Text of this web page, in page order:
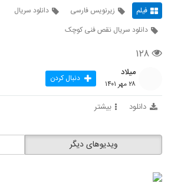
فیلم زیرنویس فارسی
دانلود سریال
دانلود سریال نقص فنی کوچک
۱۲۸
میلاد
۲۸ مهر ۱۴۰۱ دنبال کردن
دانلود بیشتر
ویدیوهای دیگر